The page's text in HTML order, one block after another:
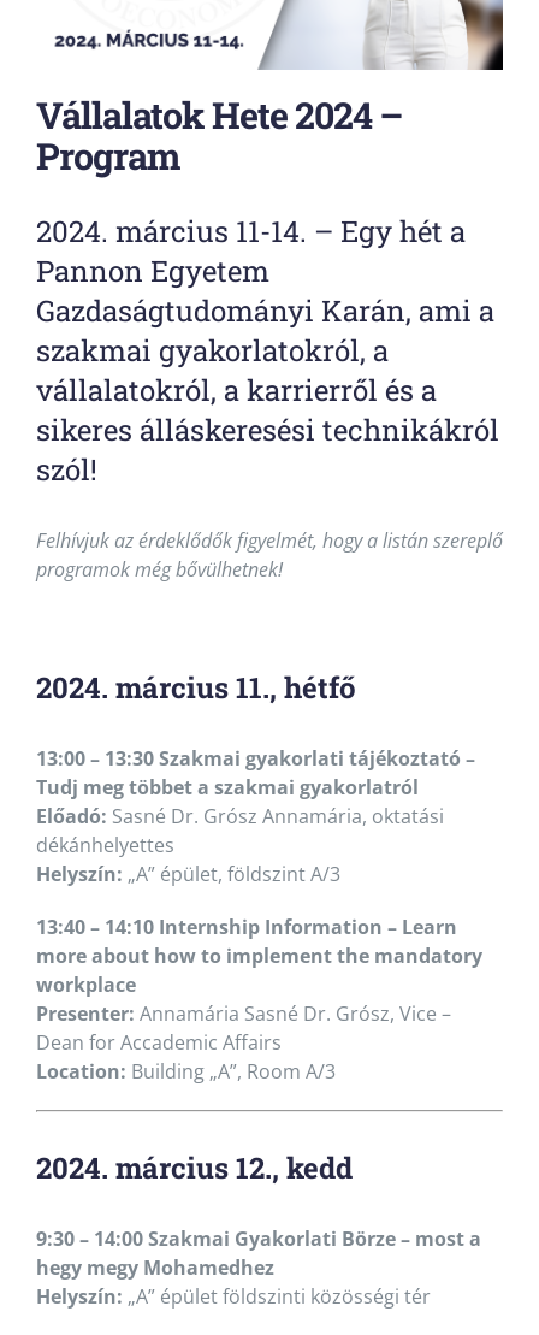
Vállalatok Hete 2024 –
Program
2024. március 11-14. – Egy hét a
Pannon Egyetem
Gazdaságtudományi Karán, ami a
szakmai gyakorlatokról, a
vállalatokról, a karrierről és a
sikeres álláskeresési technikákról
szól!
Felhívjuk az érdeklődők figyelmét, hogy a listán szereplő
programok még bővülhetnek!
2024. március 11., hétfő
13:00 – 13:30 Szakmai gyakorlati tájékoztató –
Tudj meg többet a szakmai gyakorlatról
Előadó: Sasné Dr. Grósz Annamária, oktatási
dékánhelyettes
Helyszín: „A” épület, földszint A/3
13:40 – 14:10 Internship Information – Learn
more about how to implement the mandatory
workplace
Presenter: Annamária Sasné Dr. Grósz, Vice –
Dean for Accademic Affairs
Location: Building „A”, Room A/3
2024. március 12., kedd
9:30 – 14:00 Szakmai Gyakorlati Börze – most a
hegy megy Mohamedhez
Helyszín: „A” épület földszinti közösségi tér